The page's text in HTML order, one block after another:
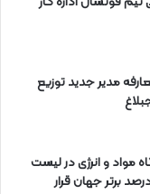
مدیر جدید توزیع
و انرژی در لیست
برتر جهان قرار